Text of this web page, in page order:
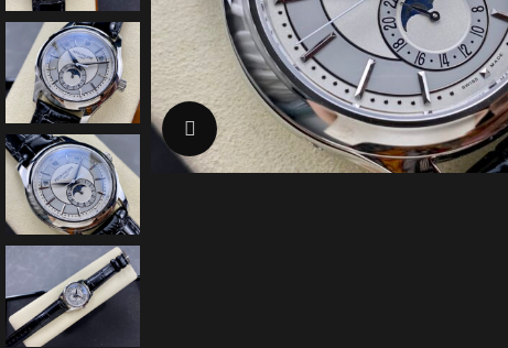
クリックで拡大